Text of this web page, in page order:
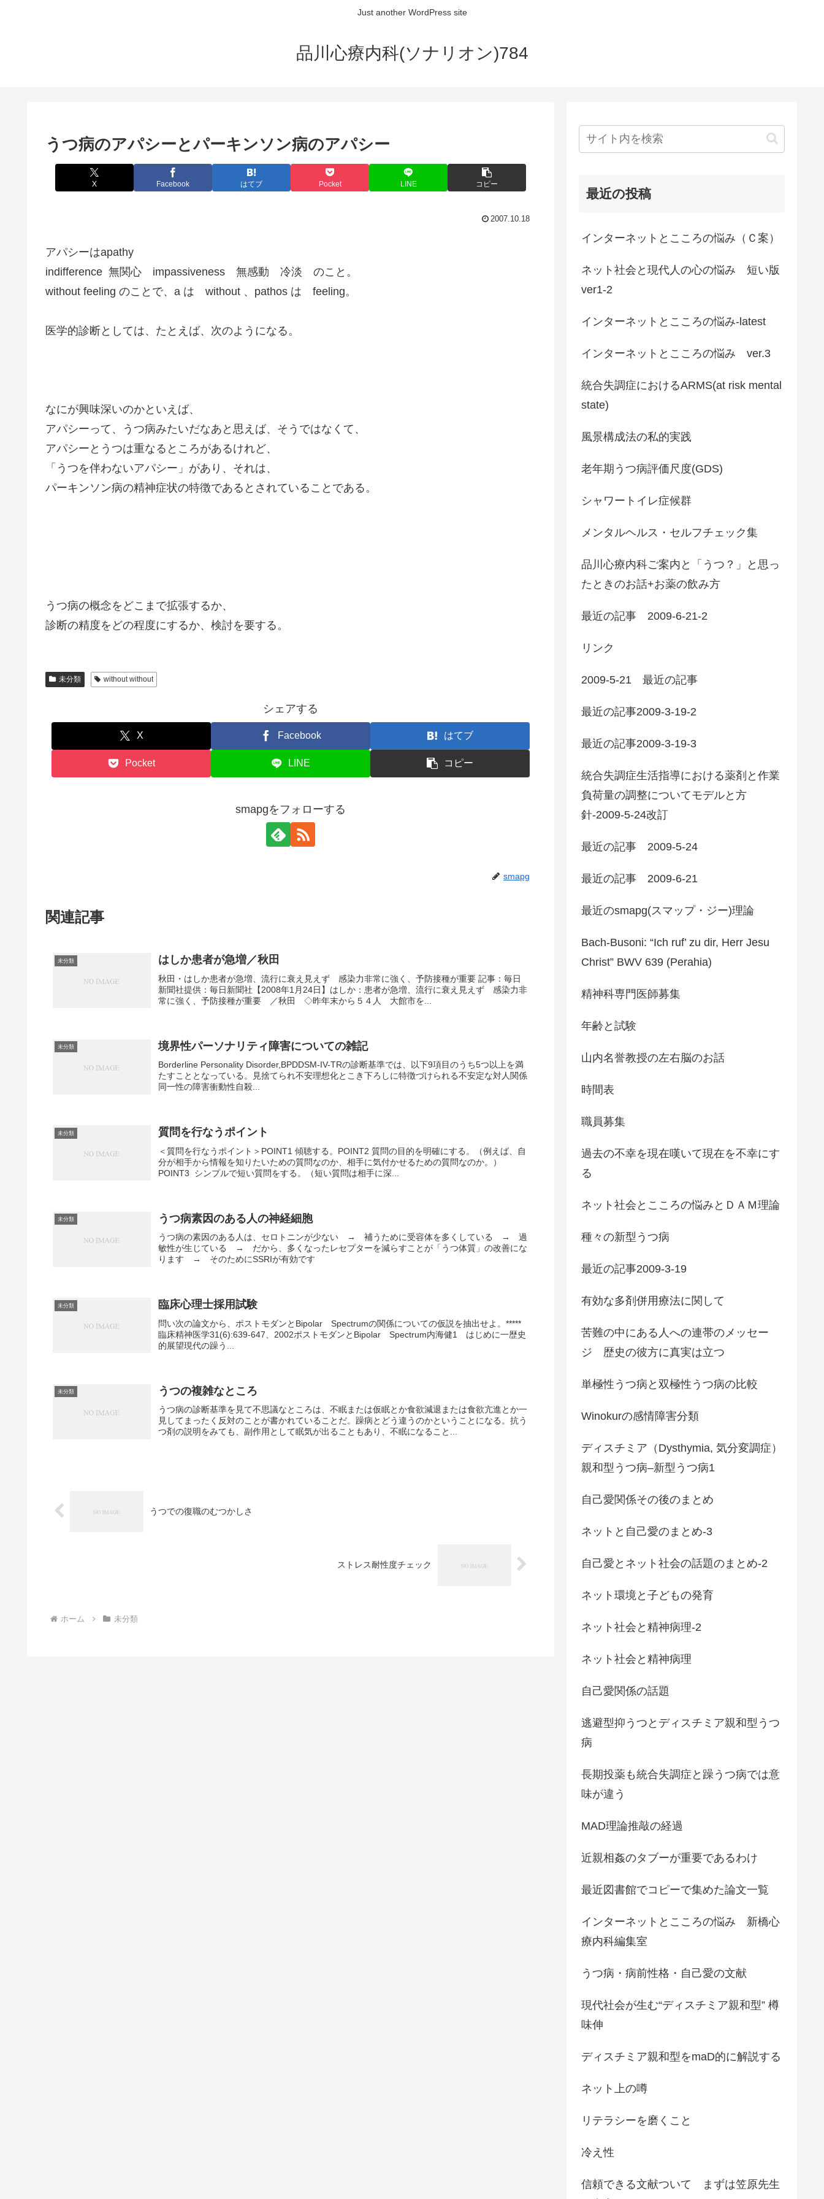
Just another WordPress site
品川心療内科(ソナリオン)784
うつ病のアパシーとパーキンソン病のアパシー
X Facebook はてブ Pocket LINE コピー
2007.10.18
アパシーはapathy
indifference 無関心 impassiveness 無感動 冷淡 のこと。
without feeling のことで、a は without 、pathos は feeling。
医学的診断としては、たとえば、次のようになる。
なにが興味深いのかといえば、
アパシーって、うつ病みたいだなあと思えば、そうではなくて、
アパシーとうつは重なるところがあるけれど、
「うつを伴わないアパシー」があり、それは、
パーキンソン病の精神症状の特徴であるとされていることである。
うつ病の概念をどこまで拡張するか、
診断の精度をどの程度にするか、検討を要する。
未分類 without without
シェアする
X Facebook はてブ
Pocket LINE コピー
smapgをフォローする
smapg
関連記事
未分類 はしか患者が急増／秋田
秋田・はしか患者が急増、流行に衰え見えず 感染力非常に強く、予防接種が重要 記事：毎日
新聞社提供：毎日新聞社【2008年1月24日】はしか：患者が急増、流行に衰え見えず 感染力非
常に強く、予防接種が重要 ／秋田 ◇昨年末から５４人 大館市を...
未分類 境界性パーソナリティ障害についての雑記
Borderline Personality Disorder,BPDDSM-IV-TRの診断基準では、以下9項目のうち5つ以上を満
たすこととなっている。見捨てられ不安理想化とこき下ろしに特徴づけられる不安定な対人関係
同一性の障害衝動性自殺...
未分類 質問を行なうポイント
＜質問を行なうポイント＞POINT1 傾聴する。POINT2 質問の目的を明確にする。（例えば、自
分が相手から情報を知りたいための質問なのか、相手に気付かせるための質問なのか。）
POINT3 シンプルで短い質問をする。（短い質問は相手に深...
未分類 うつ病素因のある人の神経細胞
うつ病の素因のある人は、セロトニンが少ない → 補うために受容体を多くしている → 過
敏性が生じている → だから、多くなったレセプターを減らすことが「うつ体質」の改善にな
ります → そのためにSSRIが有効です
未分類 臨床心理士採用試験
問い次の論文から、ポストモダンとBipolar Spectrumの関係についての仮説を抽出せよ。*****
臨床精神医学31(6):639-647、2002ポストモダンとBipolar Spectrum内海健1 はじめに一歴史
的展望現代の躁う...
未分類 うつの複雑なところ
うつ病の診断基準を見て不思議なところは、不眠または仮眠とか食欲減退または食欲亢進とか一
見してまったく反対のことが書かれていることだ。躁病とどう違うのかということになる。抗う
つ剤の説明をみても、副作用として眠気が出ることもあり、不眠になること...
うつでの復職のむつかしさ
ストレス耐性度チェック
ホーム 未分類
最近の投稿
インターネットとこころの悩み（Ｃ案）
ネット社会と現代人の心の悩み 短い版
ver1-2
インターネットとこころの悩み-latest
インターネットとこころの悩み ver.3
統合失調症におけるARMS(at risk mental
state)
風景構成法の私的実践
老年期うつ病評価尺度(GDS)
シャワートイレ症候群
メンタルヘルス・セルフチェック集
品川心療内科ご案内と「うつ？」と思っ
たときのお話+お薬の飲み方
最近の記事 2009-6-21-2
リンク
2009-5-21 最近の記事
最近の記事2009-3-19-2
最近の記事2009-3-19-3
統合失調症生活指導における薬剤と作業
負荷量の調整についてモデルと方
針-2009-5-24改訂
最近の記事 2009-5-24
最近の記事 2009-6-21
最近のsmapg(スマップ・ジー)理論
Bach-Busoni: “Ich ruf’ zu dir, Herr Jesu
Christ” BWV 639 (Perahia)
精神科専門医師募集
年齢と試験
山内名誉教授の左右脳のお話
時間表
職員募集
過去の不幸を現在嘆いて現在を不幸にす
る
ネット社会とこころの悩みとＤＡＭ理論
種々の新型うつ病
最近の記事2009-3-19
有効な多剤併用療法に関して
苦難の中にある人への連帯のメッセー
ジ 歴史の彼方に真実は立つ
単極性うつ病と双極性うつ病の比較
Winokurの感情障害分類
ディスチミア（Dysthymia, 気分変調症）
親和型うつ病–新型うつ病1
自己愛関係その後のまとめ
ネットと自己愛のまとめ-3
自己愛とネット社会の話題のまとめ-2
ネット環境と子どもの発育
ネット社会と精神病理-2
ネット社会と精神病理
自己愛関係の話題
逃避型抑うつとディスチミア親和型うつ
病
長期投薬も統合失調症と躁うつ病では意
味が違う
MAD理論推敲の経過
近親相姦のタブーが重要であるわけ
最近図書館でコピーで集めた論文一覧
インターネットとこころの悩み 新橋心
療内科編集室
うつ病・病前性格・自己愛の文献
現代社会が生む“ディスチミア親和型” 樽
味伸
ディスチミア親和型をmaD的に解説する
ネット上の噂
リテラシーを磨くこと
冷え性
信頼できる文献ついて まずは笠原先生